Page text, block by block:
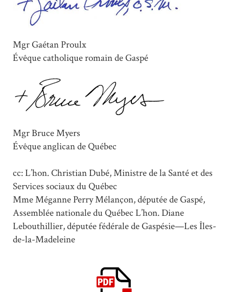
Mgr Gaétan Proulx
Évêque catholique romain de Gaspé
Mgr Bruce Myers
Évêque anglican de Québec
cc: L’hon. Christian Dubé, Ministre de la Santé et des
Services sociaux du Québec
Mme Méganne Perry Mélançon, députée de Gaspé,
Assemblée nationale du Québec L’hon. Diane
Lebouthillier, députée fédérale de Gaspésie—Les Îles-
de-la-Madeleine